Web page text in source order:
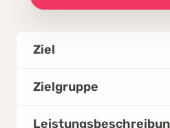
Ziel
Erwachsene mit
Zielgruppe